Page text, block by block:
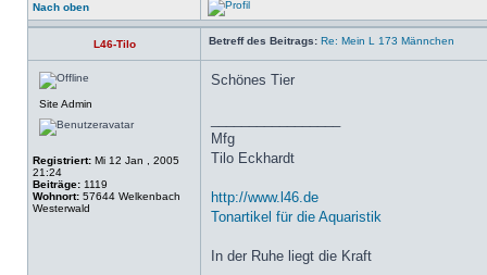
Nach oben
L46-Tilo Betreff des Beitrags: Re: Mein L 173 Männchen
Site Admin
Registriert: Mi 12 Jan , 2005
21:24
Beiträge: 1119
Wohnort: 57644 Welkenbach
Westerwald
Schönes Tier
Mfg
Tilo Eckhardt
http://www.l46.de
Tonartikel für die Aquaristik
In der Ruhe liegt die Kraft